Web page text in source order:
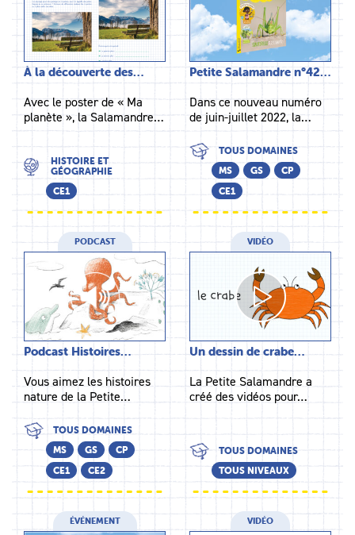
À la découverte des…
Avec le poster de « Ma
planète », la Salamandre…
HISTOIRE ET
GÉOGRAPHIE
CE1
Petite Salamandre n°42…
Dans ce nouveau numéro
de juin-juillet 2022, la…
TOUS DOMAINES
MS
GS
CP
CE1
PODCAST
Podcast Histoires…
Vous aimez les histoires
nature de la Petite…
TOUS DOMAINES
MS
GS
CP
CE1
CE2
VIDÉO
Un dessin de crabe…
La Petite Salamandre a
créé des vidéos pour…
TOUS DOMAINES
TOUS NIVEAUX
ÉVÉNEMENT VIDÉO